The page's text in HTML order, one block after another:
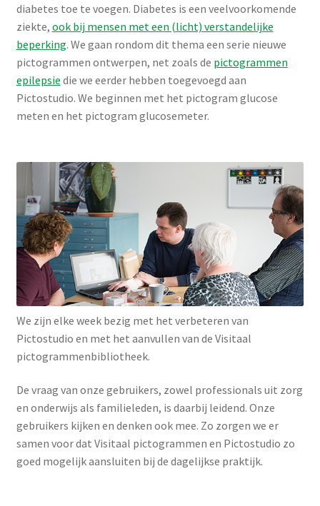
diabetes toe te voegen. Diabetes is een veelvoorkomende
ziekte, ook bij mensen met een (licht) verstandelijke
beperking. We gaan rondom dit thema een serie nieuwe
pictogrammen ontwerpen, net zoals de pictogrammen
epilepsie die we eerder hebben toegevoegd aan
Pictostudio. We beginnen met het pictogram glucose
meten en het pictogram glucosemeter.
We zijn elke week bezig met het verbeteren van
Pictostudio en met het aanvullen van de Visitaal
pictogrammenbibliotheek.
De vraag van onze gebruikers, zowel professionals uit zorg
en onderwijs als familieleden, is daarbij leidend. Onze
gebruikers kijken en denken ook mee. Zo zorgen we er
samen voor dat Visitaal pictogrammen en Pictostudio zo
goed mogelijk aansluiten bij de dagelijkse praktijk.